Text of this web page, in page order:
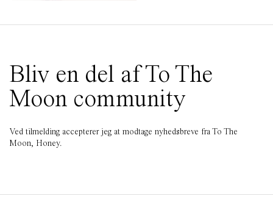
Bliv en del af To The
Moon community
Ved tilmelding accepterer jeg at modtage nyhedsbreve fra To The
Moon, Honey.